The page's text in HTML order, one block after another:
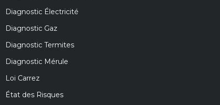
Diagnostic Électricité
Diagnostic Gaz
Diagnostic Termites
Diagnostic Mérule
Loi Carrez
État des Risques